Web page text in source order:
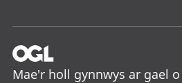
Mae'r holl gynnwys ar gael